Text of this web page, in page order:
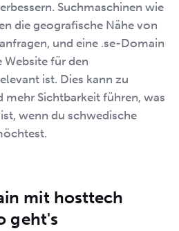
Suchmaschinen wie
die geografische Nähe von
und eine .se-Domain
Website für den
ist. Dies kann zu
mehr Sichtbarkeit führen, was
wenn du schwedische
mit hosttech
geht's